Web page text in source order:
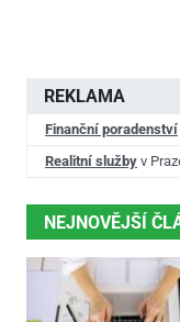
REKLAMA
Finanční poradenství
Realitní služby v
NEJNOVĚJŠÍ